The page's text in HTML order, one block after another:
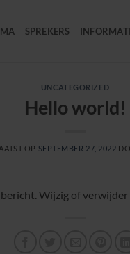
SPREKERS
UNCATEGORIZED
Hello world!
OP SEPTEMBER 27, 2022
bericht. Wijzig of